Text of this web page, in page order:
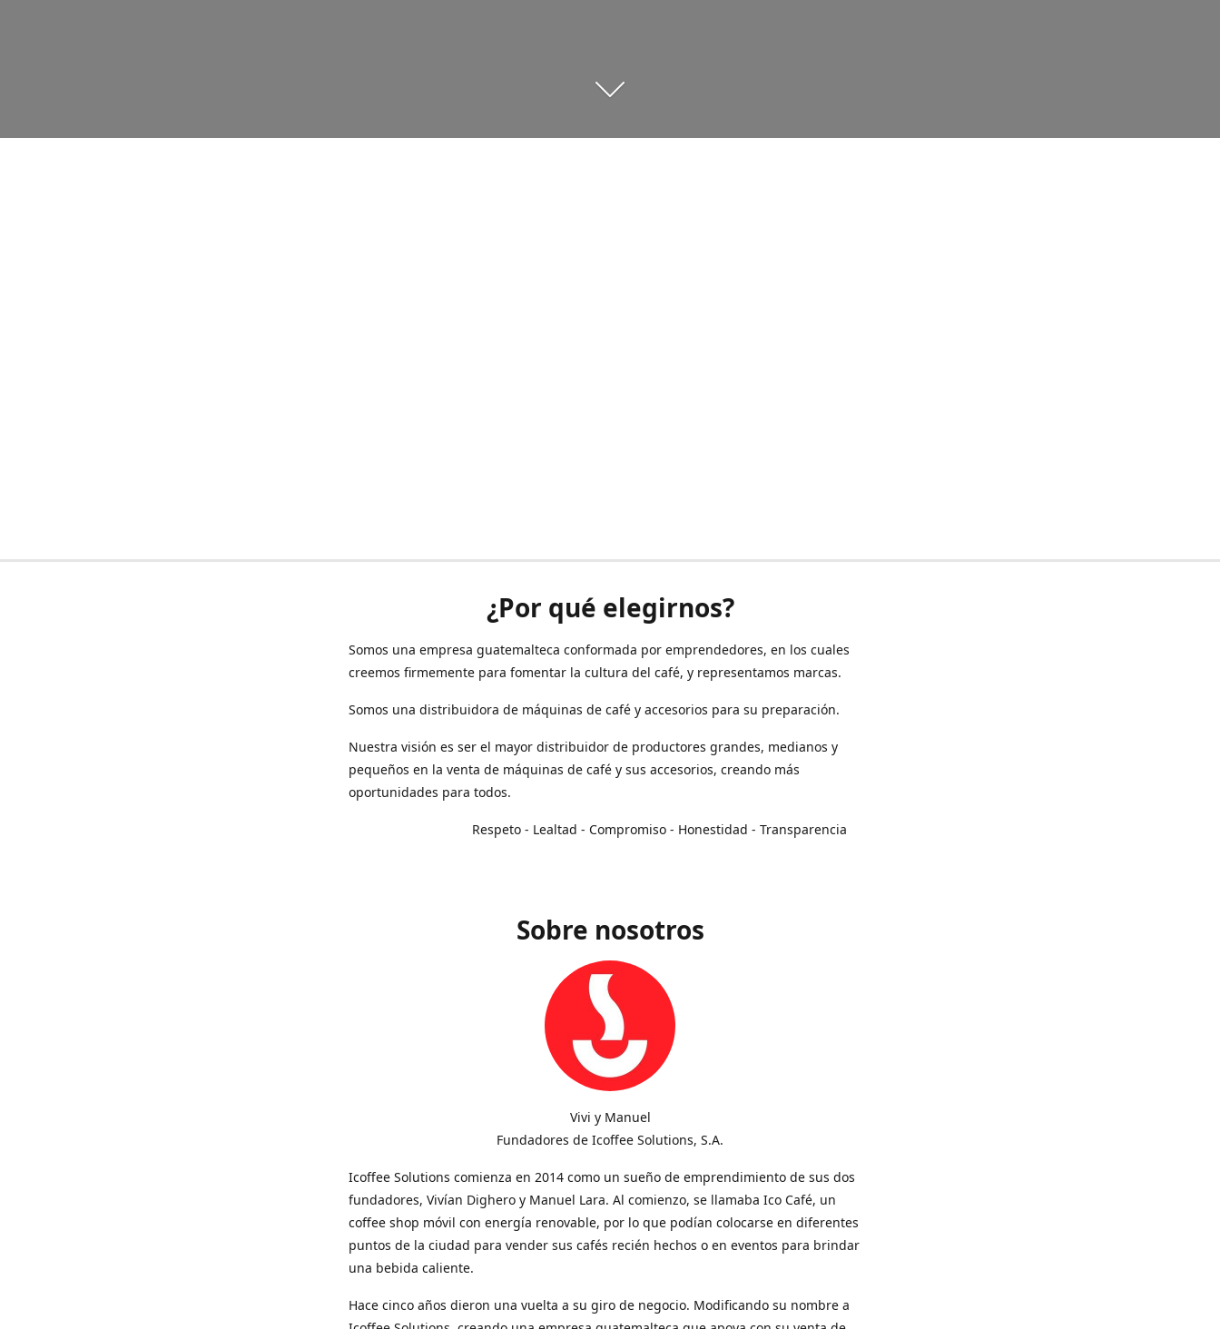
¿Por qué elegirnos?
Somos una empresa guatemalteca conformada por emprendedores, en los cuales
creemos firmemente para fomentar la cultura del café, y representamos marcas.
Somos una distribuidora de máquinas de café y accesorios para su preparación.
Nuestra visión es ser el mayor distribuidor de productores grandes, medianos y
pequeños en la venta de máquinas de café y sus accesorios, creando más
oportunidades para todos.
Respeto - Lealtad - Compromiso - Honestidad - Transparencia
Sobre nosotros
Vivi y Manuel
Fundadores de Icoffee Solutions, S.A.
Icoffee Solutions comienza en 2014 como un sueño de emprendimiento de sus dos
fundadores, Vivían Dighero y Manuel Lara. Al comienzo, se llamaba Ico Café, un
coffee shop móvil con energía renovable, por lo que podían colocarse en diferentes
puntos de la ciudad para vender sus cafés recién hechos o en eventos para brindar
una bebida caliente.
Hace cinco años dieron una vuelta a su giro de negocio. Modificando su nombre a